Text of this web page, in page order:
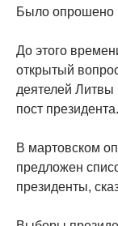
Было опрошено
До этого
открытый
деятелей
пост президента.
В мартовском
предложен
президенты,